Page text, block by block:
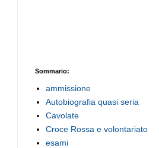
Sommario:
ammissione
Autobiografia quasi seria
Cavolate
Croce Rossa e volontariato
esami